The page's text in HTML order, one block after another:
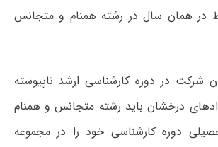
در همان سال در رشته همنام و متجانس
شرکت در دوره کارشناسی ارشد ناپیوسته
درخشان باید رشته متجانس و همنام
دوره کارشناسی خود را در مجموعه